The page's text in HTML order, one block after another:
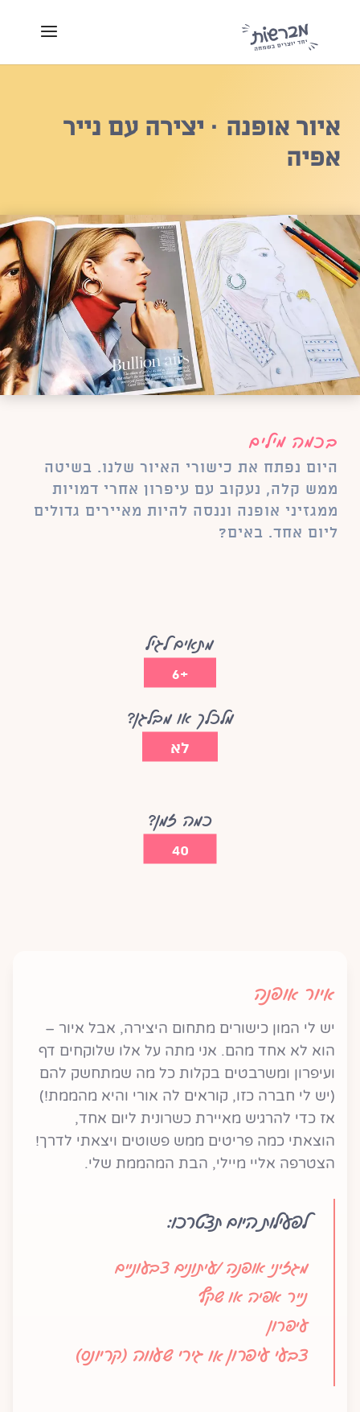
איור אופנה · יצירה עם נייר
אפיה
בכמה מילים
היום נפתח את כישורי האיור שלנו. בשיטה
ממש קלה, נעקוב עם עיפרון אחרי דמויות
ממגזיני אופנה וננסה להיות מאיירים גדולים
ליום אחד. באים?
מתאים לגיל
+6
מלכלך או מבלגן?
לא
כמה זמן?
40
איור אופנה
יש לי המון כישורים מתחום היצירה, אבל איור –
הוא לא אחד מהם. אני מתה על אלו שלוקחים דף
ועיפרון ומשרבטים בקלות כל מה שמתחשק להם
(יש לי חברה כזו, קוראים לה אורי והיא מהממת!)
אז כדי להרגיש מאיירת כשרונית ליום אחד,
הוצאתי כמה פריטים ממש פשוטים ויצאתי לדרך!
הצטרפה אליי מיילי, הבת המהממת שלי.
לפעילות היום תצטרכו:
מגזיני אופנה /עיתונים צבעוניים
נייר אפיה או שקף
עיפרון
צבעי עיפרון או גירי שעווה (קריונס)